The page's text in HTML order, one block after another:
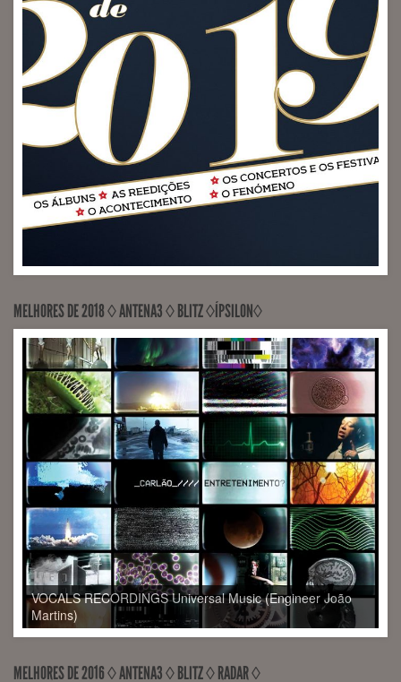
MELHORES DE 2018 ◊ ANTENA3 ◊ BLITZ ◊ÍPSILON◊
VOCALS RECORDINGS Universal Music (Engineer João
Martins)
MELHORES DE 2016 ◊ ANTENA3 ◊ BLITZ ◊ RADAR ◊